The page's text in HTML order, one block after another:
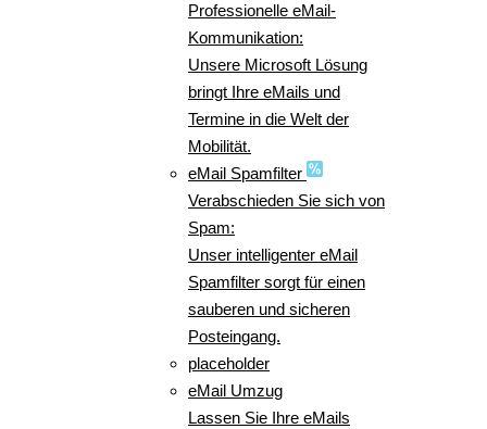
Professionelle eMail-
Kommunikation:
Unsere Microsoft Lösung
bringt Ihre eMails und
Termine in die Welt der
Mobilität.
eMail Spamfilter
Verabschieden Sie sich von
Spam:
Unser intelligenter eMail
Spamfilter sorgt für einen
sauberen und sicheren
Posteingang.
placeholder
eMail Umzug
Lassen Sie Ihre eMails